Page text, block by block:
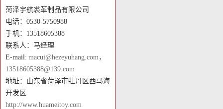
菏泽宇航裘革制品有限公司
电话：0530-5750988
手机：13518605388
联系人：马经理
E-mail: macui@hezeyuhang.com，
13518605388@139.com
地址：山东省菏泽市牡丹区西马海
开发区
http://www.huameitoy.com